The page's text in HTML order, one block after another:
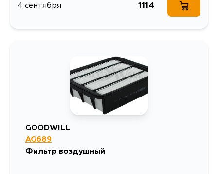
4 сентября 1114
GOODWILL
AG689
Фильтр воздушный